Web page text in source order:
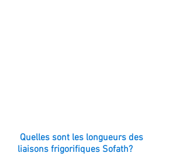
Quelles sont les longueurs des
liaisons frigorifiques Sofath?